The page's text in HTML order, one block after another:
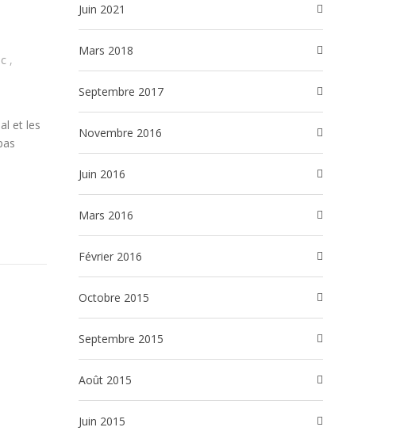
,
et les
juin 2021
mars 2018
septembre 2017
novembre 2016
juin 2016
mars 2016
février 2016
octobre 2015
septembre 2015
août 2015
juin 2015